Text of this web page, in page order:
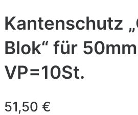
Kantenschutz
Blok“ für
VP=10St.
51,50 €